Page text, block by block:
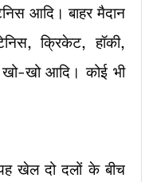
आदि। बाहर मैदान
क्रिकेट, हॉकी,
खो आदि। कोई भी
खेल दो दलों के बीच